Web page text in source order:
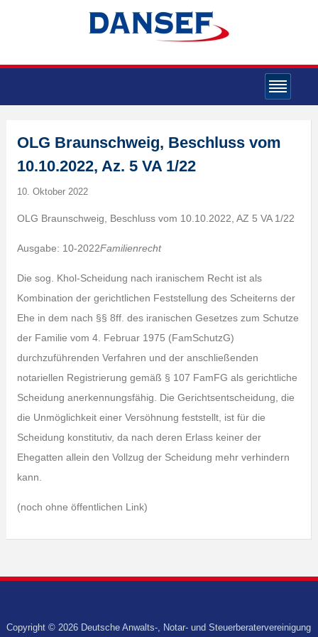
OLG Braunschweig, Beschluss vom
10.10.2022, Az. 5 VA 1/22
10. Oktober 2022
OLG Braunschweig, Beschluss vom 10.10.2022, AZ 5 VA 1/22
Ausgabe: 10-2022Familienrecht
Die sog. Khol-Scheidung nach iranischem Recht ist als
Kombination der gerichtlichen Feststellung des Scheiterns der
Ehe in dem nach §§ 8ff. des iranischen Gesetzes zum Schutze
der Familie vom 4. Februar 1975 (FamSchutzG)
durchzuführenden Verfahren und der anschließenden
notariellen Registrierung gemäß § 107 FamFG als gerichtliche
Scheidung anerkennungsfähig. Die Gerichtsentscheidung, die
die Unmöglichkeit einer Versöhnung feststellt, ist für die
Scheidung konstitutiv, da nach deren Erlass keiner der
Ehegatten allein den Vollzug der Scheidung mehr verhindern
kann.
(noch ohne öffentlichen Link)
Copyright © 2026 Deutsche Anwalts-, Notar- und Steuerberatervereinigung